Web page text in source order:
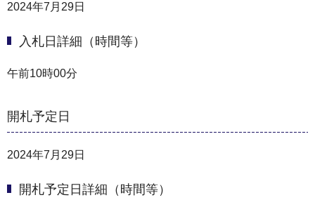
2024年7月29日
入札日詳細（時間等）
午前10時00分
開札予定日
2024年7月29日
開札予定日詳細（時間等）